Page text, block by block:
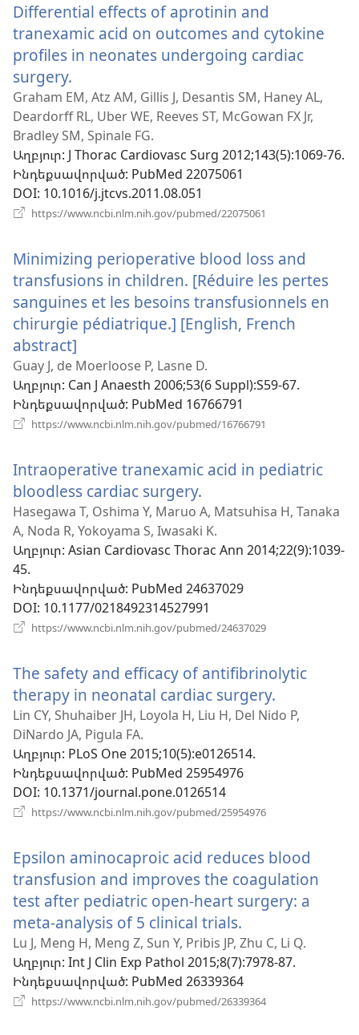
պատուհան)
Differential effects of aprotinin and
tranexamic acid on outcomes and cytokine
profiles in neonates undergoing cardiac
surgery.
է
նոր
պատուհան)
Graham EM, Atz AM, Gillis J, Desantis SM, Haney AL,
Deardorff RL, Uber WE, Reeves ST, McGowan FX Jr,
Bradley SM, Spinale FG.
Աղբյուր‎: J Thorac Cardiovasc Surg 2012;143(5):1069-76.
Ինդեքսավորված‎: PubMed 22075061
DOI‎: 10.1016/j.jtcvs.2011.08.051
https://www.ncbi.nlm.nih.gov/pubmed/22075061
պատուհան)
Minimizing perioperative blood loss and
transfusions in children. [Réduire les pertes
sanguines et les besoins transfusionnels en
chirurgie pédiatrique.] [English, French
abstract]
է
նոր
պատուհան)
Guay J, de Moerloose P, Lasne D.
Աղբյուր‎: Can J Anaesth 2006;53(6 Suppl):S59-67.
Ինդեքսավորված‎: PubMed 16766791
https://www.ncbi.nlm.nih.gov/pubmed/16766791
պատուհան)
Intraoperative tranexamic acid in pediatric
bloodless cardiac surgery.
է
նոր
պատուհան)
Hasegawa T, Oshima Y, Maruo A, Matsuhisa H, Tanaka
A, Noda R, Yokoyama S, Iwasaki K.
Աղբյուր‎: Asian Cardiovasc Thorac Ann 2014;22(9):1039-
45.
Ինդեքսավորված‎: PubMed 24637029
DOI‎: 10.1177/0218492314527991
https://www.ncbi.nlm.nih.gov/pubmed/24637029
պատուհան)
The safety and efficacy of antifibrinolytic
therapy in neonatal cardiac surgery.
է
Lin CY, Shuhaiber JH, Loyola H, Liu H, Del Nido P,
DiNardo JA, Pigula FA.
Աղբյուր‎: PLoS One 2015;10(5):e0126514.
Ինդեքսավորված‎: PubMed 25954976
DOI‎: 10.1371/journal.pone.0126514
https://www.ncbi.nlm.nih.gov/pubmed/25954976
պատուհան)
Epsilon aminocaproic acid reduces blood
transfusion and improves the coagulation
test after pediatric open-heart surgery: a
meta-analysis of 5 clinical trials.
է
նոր
պատուհան)
Lu J, Meng H, Meng Z, Sun Y, Pribis JP, Zhu C, Li Q.
Աղբյուր‎: Int J Clin Exp Pathol 2015;8(7):7978-87.
Ինդեքսավորված‎: PubMed 26339364
https://www.ncbi.nlm.nih.gov/pubmed/26339364